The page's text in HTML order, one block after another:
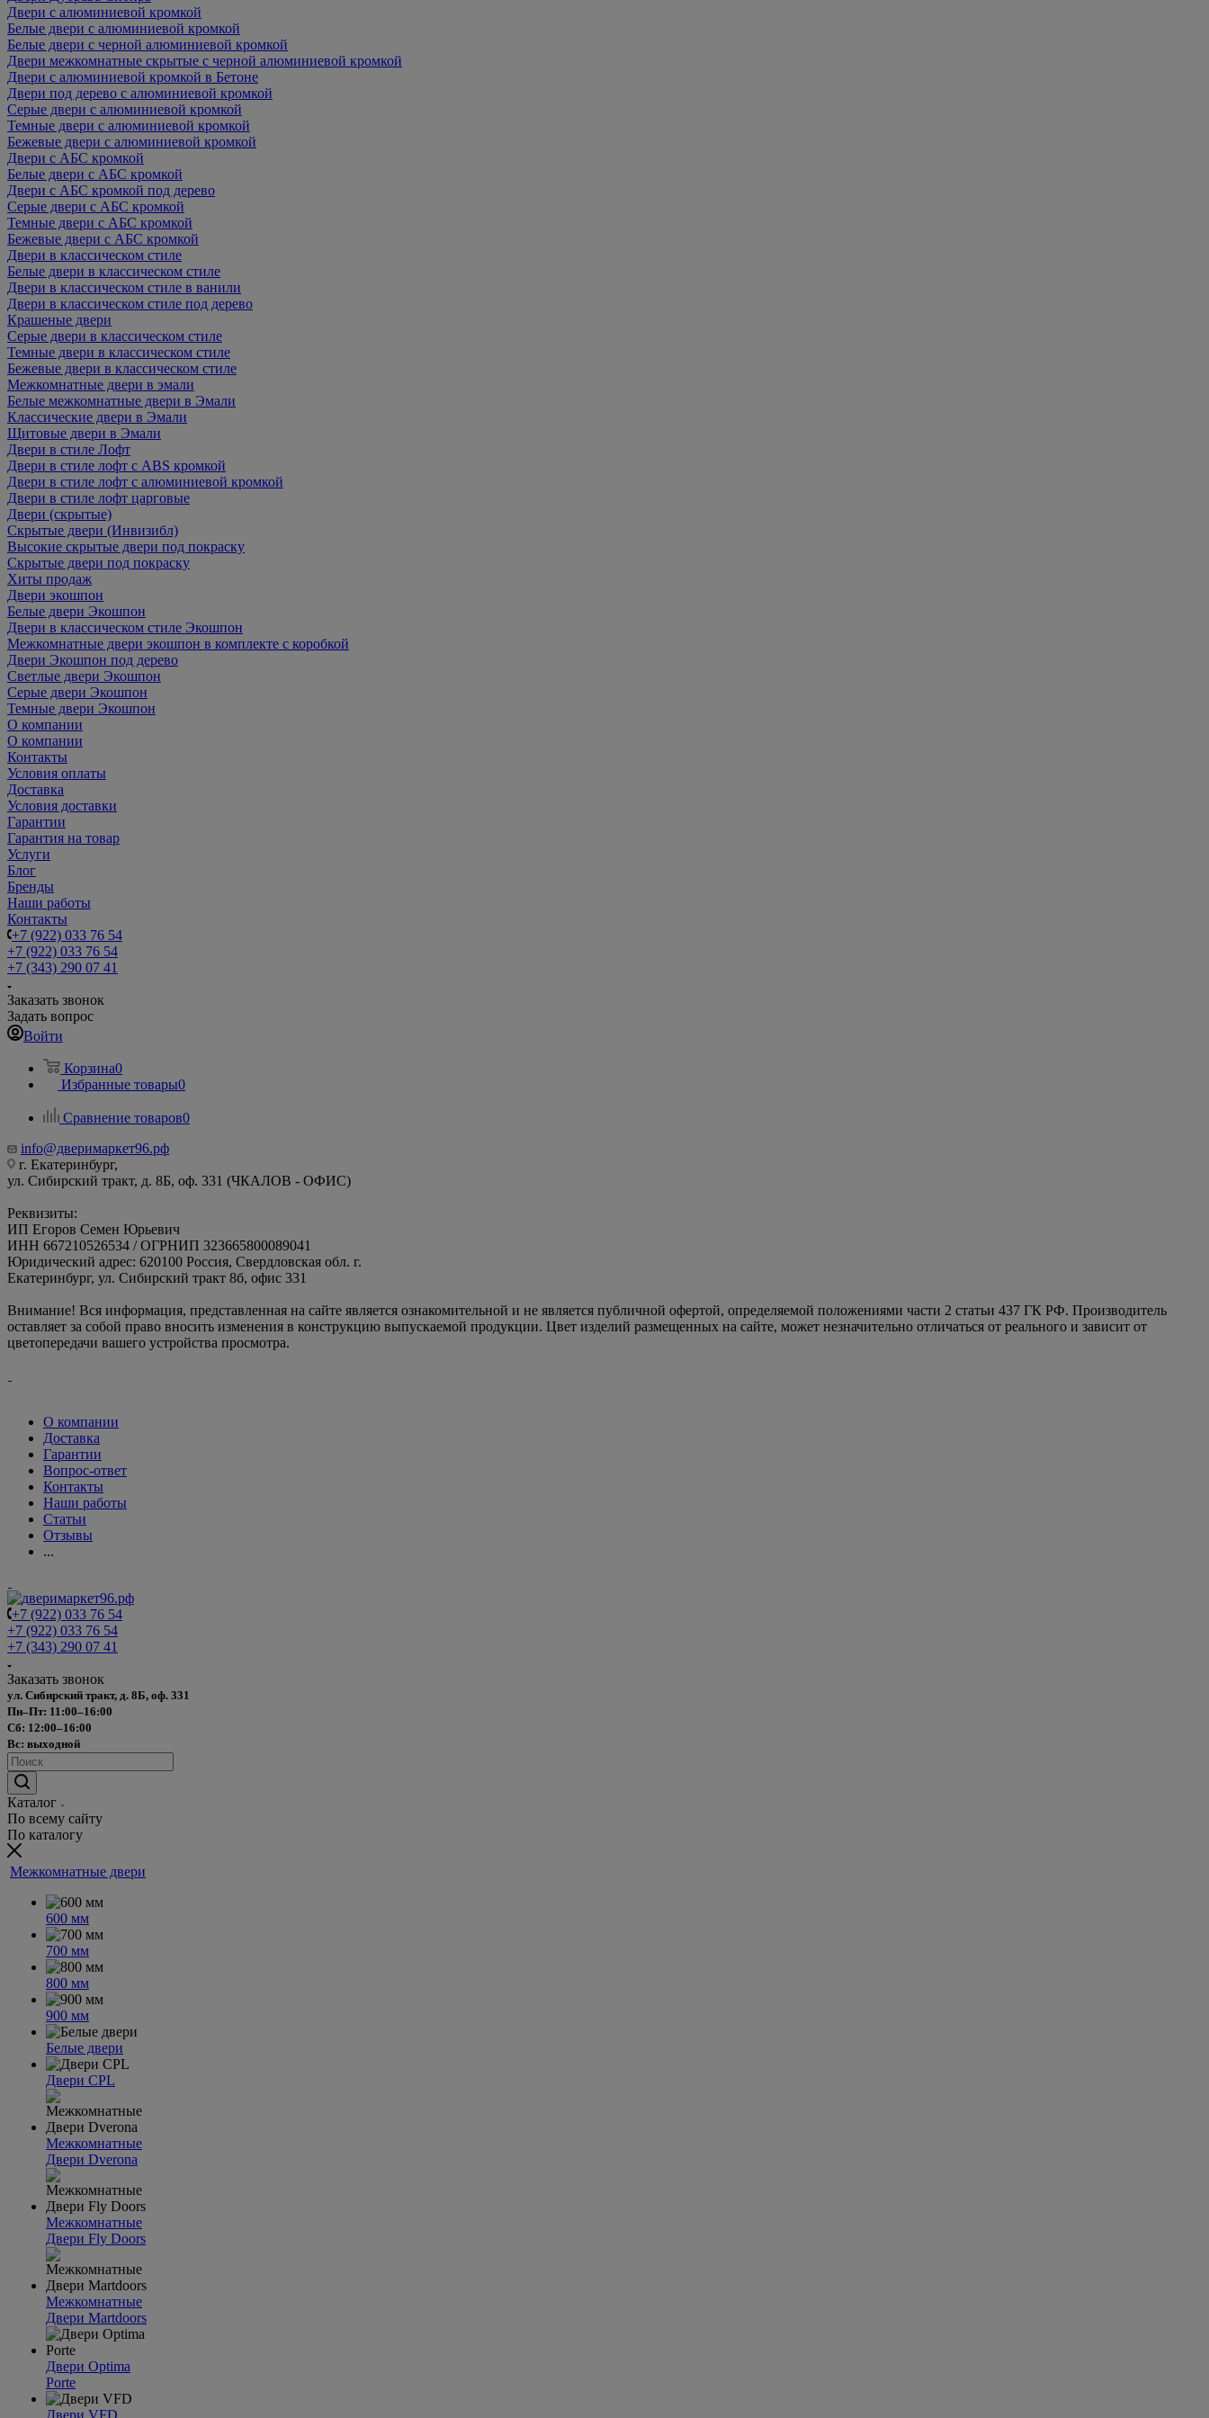
Двери с алюминиевой кромкой
Белые двери с алюминиевой кромкой
Белые двери с черной алюминиевой кромкой
Двери межкомнатные скрытые с черной алюминиевой кромкой
Двери с алюминиевой кромкой в Бетоне
Двери под дерево с алюминиевой кромкой
Серые двери с алюминиевой кромкой
Темные двери с алюминиевой кромкой
Бежевые двери с алюминиевой кромкой
Двери с АБС кромкой
Белые двери с АБС кромкой
Двери с АБС кромкой под дерево
Серые двери с АБС кромкой
Темные двери с АБС кромкой
Бежевые двери с АБС кромкой
Двери в классическом стиле
Белые двери в классическом стиле
Двери в классическом стиле в ванили
Двери в классическом стиле под дерево
Крашеные двери
Серые двери в классическом стиле
Темные двери в классическом стиле
Бежевые двери в классическом стиле
Межкомнатные двери в эмали
Белые межкомнатные двери в Эмали
Классические двери в Эмали
Щитовые двери в Эмали
Двери в стиле Лофт
Двери в стиле лофт с ABS кромкой
Двери в стиле лофт с алюминиевой кромкой
Двери в стиле лофт царговые
Двери (скрытые)
Скрытые двери (Инвизибл)
Высокие скрытые двери под покраску
Скрытые двери под покраску
Хиты продаж
Двери экошпон
Белые двери Экошпон
Двери в классическом стиле Экошпон
Межкомнатные двери экошпон в комплекте с коробкой
Двери Экошпон под дерево
Светлые двери Экошпон
Серые двери Экошпон
Темные двери Экошпон
О компании
О компании
Контакты
Условия оплаты
Доставка
Условия доставки
Гарантии
Гарантия на товар
Услуги
Блог
Бренды
Наши работы
Контакты
+7 (922) 033 76 54
+7 (922) 033 76 54
+7 (343) 290 07 41
Заказать звонок
Задать вопрос
Войти
Корзина0
Избранные товары0
Сравнение товаров0
info@дверимаркет96.рф
г. Екатеринбург,
ул. Сибирский тракт, д. 8Б, оф. 331 (ЧКАЛОВ - ОФИС)
Реквизиты:
ИП Егоров Семен Юрьевич
ИНН 667210526534 / ОГРНИП 323665800089041
Юридический адрес: 620100 Россия, Свердловская обл. г.
Екатеринбург, ул. Сибирский тракт 8б, офис 331
Внимание! Вся информация, представленная на сайте является ознакомительной и не является публичной офертой, определяемой положениями части 2 статьи 437 ГК РФ. Производитель
оставляет за собой право вносить изменения в конструкцию выпускаемой продукции. Цвет изделий размещенных на сайте, может незначительно отличаться от реального и зависит от
цветопередачи вашего устройства просмотра.
О компании
Доставка
Гарантии
Вопрос-ответ
Контакты
Наши работы
Статьи
Отзывы
...
+7 (922) 033 76 54
+7 (922) 033 76 54
+7 (343) 290 07 41
Заказать звонок
ул. Сибирский тракт, д. 8Б, оф. 331
Пн–Пт: 11:00–16:00
Сб: 12:00–16:00
Вс: выходной
Каталог
По всему сайту
По каталогу
Межкомнатные двери
600 мм
700 мм
800 мм
900 мм
Белые двери
Двери CPL
Межкомнатные
Двери Dverona
Межкомнатные
Двери Fly Doors
Межкомнатные
Двери Martdoors
Двери Optima
Porte
Двери VFD